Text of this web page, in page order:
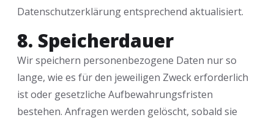
Datenschutzerklärung entsprechend aktualisiert.
8. Speicherdauer
Wir speichern personenbezogene Daten nur so
lange, wie es für den jeweiligen Zweck erforderlich
ist oder gesetzliche Aufbewahrungsfristen
bestehen. Anfragen werden gelöscht, sobald sie